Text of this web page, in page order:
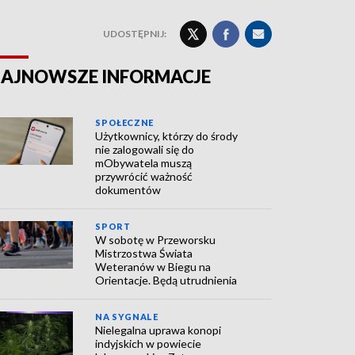
UDOSTĘPNIJ:
INFORMACJE
SPOŁECZNE
Użytkownicy, którzy do środy
nie zalogowali się do
mObywatela muszą
przywrócić ważność
dokumentów
SPORT
W sobotę w Przeworsku
Mistrzostwa Świata
Weteranów w Biegu na
Orientacje. Będą utrudnienia
NA SYGNALE
Nielegalna uprawa konopi
indyjskich w powiecie